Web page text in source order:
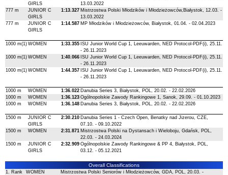
GIRLS
13.03.2022
777 m
JUNIOR C
GIRLS
1:13.327 Mistrzostwa Polski Młodzików i Młodzieżowców,Białystok, 12.03. -
13.03.2022
777 m
JUNIOR C
GIRLS
1:14.587 MP Młodzików i Młodzieżowców, Białystok, 01.04. - 02.04.2023
1000 m(1) WOMEN 1:33.355 ISU Junior World Cup 1, Leeuwarden, NED Protocol-PDF(i), 25.11.
- 26.11.2023
1000 m(1) WOMEN 1:40.066 ISU Junior World Cup 1, Leeuwarden, NED Protocol-PDF(i), 25.11.
- 26.11.2023
1000 m(1) WOMEN 1:44.357 ISU Junior World Cup 1, Leeuwarden, NED Protocol-PDF(i), 25.11.
- 26.11.2023
1000 m WOMEN 1:36.022 Danubia Series 3, Białystok, POL, 20.02. - 22.02.2026
1000 m
WOMEN 1:36.123 Ogólnopolskie Zawody Rankingowe 1, Sanok, 29.09. - 01.10.2023
1000 m
WOMEN 1:36.148 Danubia Series 3, Białystok, POL, 20.02. - 22.02.2026
1500 m
JUNIOR C
GIRLS
2:30.210 Danubia Series 1 - Czech Open, Benatky nad Jizerou, CZE,
07.10. - 09.10.2022
1500 m
WOMEN 2:31.871 Mistrzostwa Polski na Dystansach i Wieloboju, Gdańsk, POL,
22.03. - 24.03.2024
1500 m
JUNIOR C
GIRLS
2:32.909 Ogólnopolskie Zawody Rankingowe & PP 4, Białystok, POL,
03.12. - 05.12.2021
Overall Classifications
1. Rank WOMEN
Mistrzostwa Polski Seniorów i Młodzieżowców, GDA, POL, 20.03. -